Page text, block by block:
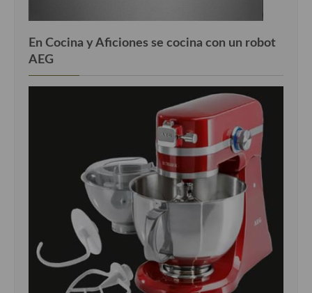
Cocina Riojana
Cocina Valenciana
Cocina Alemana
Cocina Austriaca
Cocina Belga
Cocina Britanica
Cocina Bulgara
En Cocina y Aficiones se cocina con un robot
AEG